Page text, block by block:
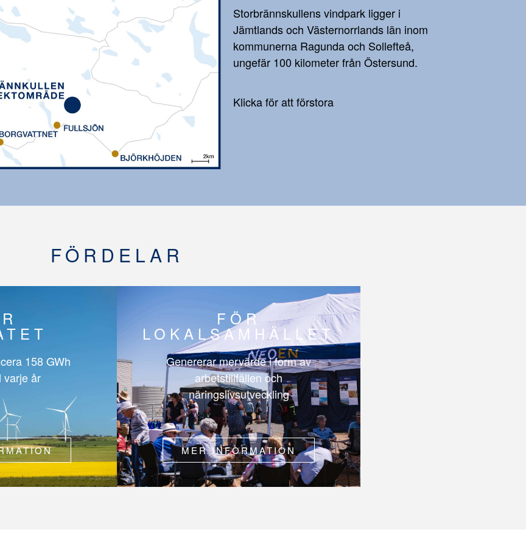
Storbrännskullens vindpark ligger i
Jämtlands och Västernorrlands län inom
kommunerna Ragunda och Sollefteå,
ungefär 100 kilometer från Östersund.
Klicka för att förstora
FÖRDELAR
158 GWh
varje år
FÖR
LOKALSAMHÄLLET
Genererar mervärde i form av
arbetstillfällen och
näringslivsutveckling
MER INFORMATION